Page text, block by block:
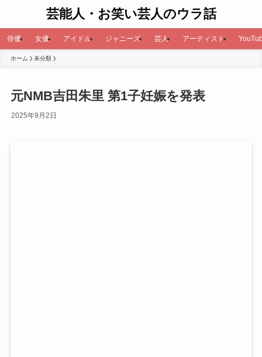
芸能人・お笑い芸人のウラ話
俳優 女優 アイドル ジャニーズ 芸人 アーティスト
ホーム 未分類
元NMB吉田朱里 第1子妊娠を発表
2025年9月2日